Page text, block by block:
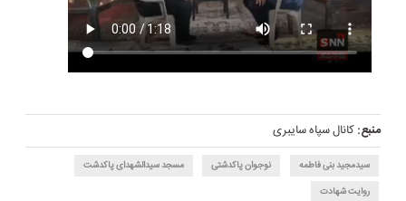
منبع:کانال سپاه سایبری
سیدمجید بنی فاطمه نوجوان پاکدشتی
مسجد سیدالشهدای پاکدشت
روایت شهادت